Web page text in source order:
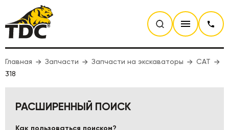
Главная Запчасти Запчасти на экскаваторы
CAT
318
РАСШИРЕННЫЙ ПОИСК
Как пользоваться поиском?